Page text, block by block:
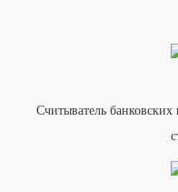
Считыватель банковских